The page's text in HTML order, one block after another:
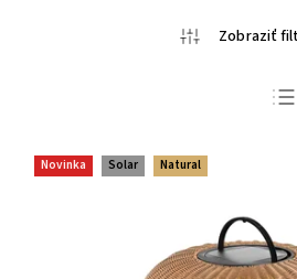
Novinka Solar Natural